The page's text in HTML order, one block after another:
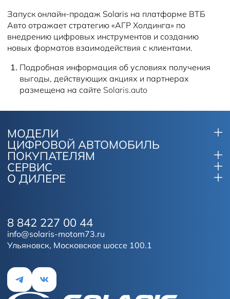
Запуск онлайн-продаж Solaris на платформе ВТБ
Авто отражает стратегию «АГР Холдинга» по
внедрению цифровых инструментов и созданию
новых форматов взаимодействия с клиентами.
Подробная информация об условиях получения
выгоды, действующих акциях и партнерах
размещена на сайте Solaris.auto
МОДЕЛИ
ЦИФРОВОЙ АВТОМОБИЛЬ
ПОКУПАТЕЛЯМ
СЕРВИС
О ДИЛЕРЕ
Ульяновск, Московское шоссе 100.1
8 842 227 00 44
info@solaris-motom73.ru